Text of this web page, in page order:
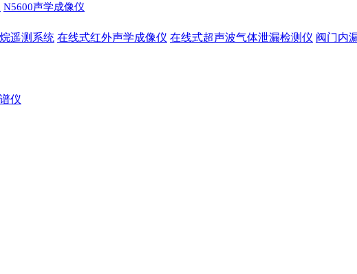
N5600声学成像仪
遥测系统 在线式红外声学成像仪 在线式超声波气体泄漏检测仪 阀门内
仪